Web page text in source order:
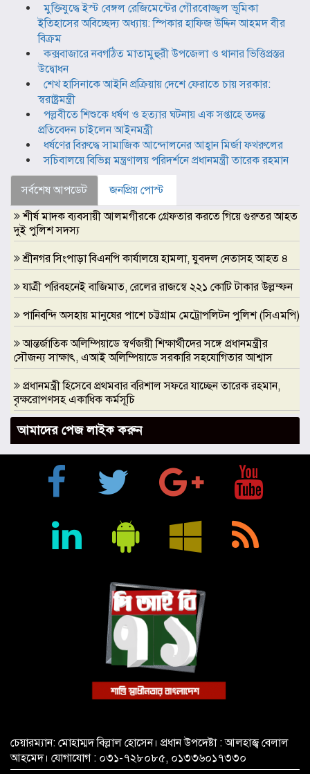
মুক্তিযুদ্ধে ইস্ট বেঙ্গল রেজিমেন্টের গৌরবোজ্জ্বল ভূমিকা
ইতিহাসের অবিচ্ছেদ্য অধ্যায়: স্পিকার হাফিজ উদ্দিন আহমদ বীর
বিক্রম
কক্সবাজারে নবগঠিত মাতামুহুরী উপজেলা ও থানার ভিত্তিপ্রস্তর
উদ্বোধন
শেখ হাসিনাকে আইনি প্রক্রিয়ায় দেশে ফেরাতে চায় সরকার:
স্বরাষ্ট্রমন্ত্রী
পল্লবীতে শিশুকে ধর্ষণ ও হত্যার ঘটনায় এক সপ্তাহে তদন্ত
প্রতিবেদন চাইলেন আইনমন্ত্রী
ধর্ষণের বিরুদ্ধে সামাজিক আন্দোলনের আহ্বান মির্জা ফখরুলের
সচিবালয়ে বিভিন্ন মন্ত্রণালয় পরিদর্শনে প্রধানমন্ত্রী তারেক রহমান
সর্বশেষ আপডেট
জনপ্রিয় পোস্ট
শীর্ষ মাদক ব্যবসায়ী আলমগীরকে গ্রেফতার করতে গিয়ে গুরুতর আহত
দুই পুলিশ সদস্য
শ্রীনগর সিংপাড়া বিএনপি কার্যালয়ে হামলা, যুবদল নেতাসহ আহত ৪
যাত্রী পরিবহনেই বাজিমাত, রেলের রাজস্বে ২২১ কোটি টাকার উল্লম্ফন
পানিবন্দি অসহায় মানুষের পাশে চট্টগ্রাম মেট্রোপলিটন পুলিশ (সিএমপি)
আন্তর্জাতিক অলিম্পিয়াডে স্বর্ণজয়ী শিক্ষার্থীদের সঙ্গে প্রধানমন্ত্রীর
সৌজন্য সাক্ষাৎ, এআই অলিম্পিয়াডে সরকারি সহযোগিতার আশ্বাস
প্রধানমন্ত্রী হিসেবে প্রথমবার বরিশাল সফরে যাচ্ছেন তারেক রহমান,
বৃক্ষরোপণসহ একাধিক কর্মসূচি
ঢাকা মেডিকেলকে গবেষণা, উদ্ভাবন ও মানবিক নেতৃত্বের আন্তর্জাতিক
প্রতিষ্ঠানে রূপান্তরের আহ্বান ডা. জুবাইদা রহমানের
মুক্তিযুদ্ধে ইস্ট বেঙ্গল রেজিমেন্টের গৌরবোজ্জ্বল ভূমিকা ইতিহাসের
অবিচ্ছেদ্য অধ্যায়: স্পিকার হাফিজ উদ্দিন আহমদ বীর বিক্রম
জহির উদ্দিন স্বপন
বায়েজিদ বোস্তামী থানার অভিযানে নিষিদ্ধ ঘোষিত আ. লীগের কর্মী
আমাদের পেজ লাইক করুন
চেয়ারম্যান: মোহাম্মদ বিল্লাল হোসেন। প্রধান উপদেষ্টা : আলহাজ্ব বেলাল
আহমেদ। যোগাযোগ : ০৩১-৭২৮০৮৫, ০১৩৩৬০১৭৩৩০